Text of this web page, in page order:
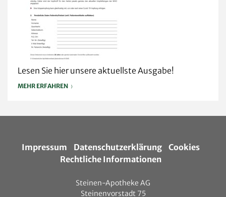
Lesen Sie hier unsere aktuellste Ausgabe!
MEHR ERFAHREN
Impressum Datenschutzerklärung
Cookies
Rechtliche Informationen
Steinen-Apotheke AG
Steinenvorstadt 75